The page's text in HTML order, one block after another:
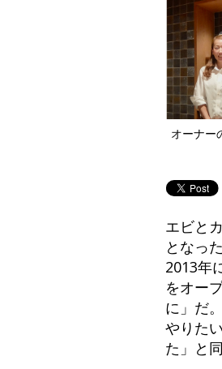
オーナー
エビと
となっ
2013年
をオー
に」だ
やりた
た」と